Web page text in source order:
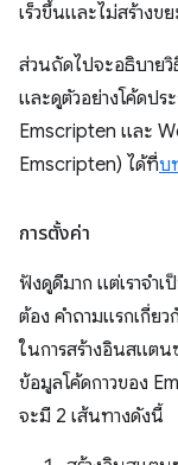
เร็วขึ้นและไม่สร้างขย
ส่วนถัดไปจะอธิบาย
และดูตัวอย่างโค้ดปร
Emscripten และ
Emscripten) ได้ที่บ
การตั้งค่า
ฟังดูดีมาก แต่เราจำเ
ต้อง คำถามแรกเกี่ย
ในการสร้างอินสแต
ข้อมูลโค้ดกาวของ
จะมี 2 เส้นทางดังนี้